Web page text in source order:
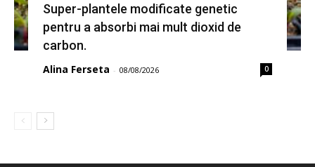
Super-plantele modificate genetic
pentru a absorbi mai mult dioxid de
carbon.
Alina Ferseta - 08/08/2026 0